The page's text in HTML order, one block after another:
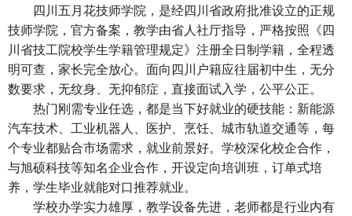
四川五月花技师学院，是经四川省政府批准设立的正规
技师学院，官方备案，教学由省人社厅指导，严格按照《四
川省技工院校学生学籍管理规定》注册全日制学籍，全程透
明可查，家长完全放心。面向四川户籍应往届初中生，无分
数要求，无纹身、无抑郁症，直接面试入学，公平公正。
热门刚需专业任选，都是当下好就业的硬技能：新能源
汽车技术、工业机器人、医护、烹饪、城市轨道交通等，每
个专业都贴合市场需求，就业前景好。学校深化校企合作，
与旭硕科技等知名企业合作，开设定向培训班，订单式培
养，学生毕业就能对口推荐就业。
学校办学实力雄厚，教学设备先进，老师都是行业内有